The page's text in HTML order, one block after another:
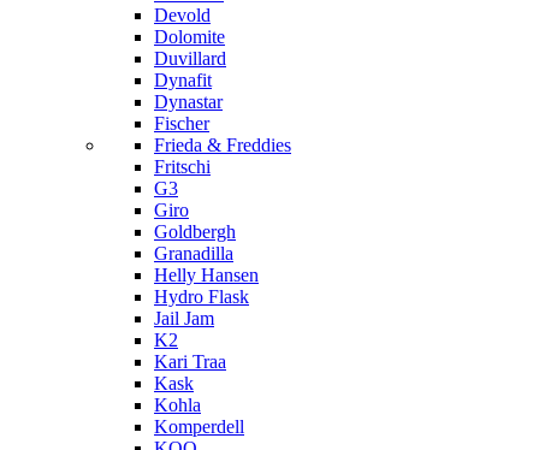
Devold
Dolomite
Duvillard
Dynafit
Dynastar
Fischer
Frieda & Freddies
Fritschi
G3
Giro
Goldbergh
Granadilla
Helly Hansen
Hydro Flask
Jail Jam
K2
Kari Traa
Kask
Kohla
Komperdell